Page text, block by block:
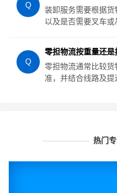
Q
装卸服务需要根据
以及是否需要叉车或
Q
零担物流按重量还是
零担物流通常比较
准，并结合线路及提
热门